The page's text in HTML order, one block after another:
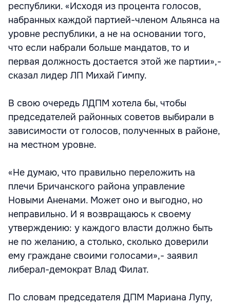
республики. «Исходя из процента голосов,
набранных каждой партией-членом Альянса на
уровне республики, а не на основании того,
что если набрали больше мандатов, то и
первая должность достается этой же партии»,-
сказал лидер ЛП Михай Гимпу.
В свою очередь ЛДПМ хотела бы, чтобы
председателей районных советов выбирали в
зависимости от голосов, полученных в районе,
на местном уровне.
«Не думаю, что правильно переложить на
плечи Бричанского района управление
Новыми Аненами. Может оно и выгодно, но
неправильно. И я возвращаюсь к своему
утверждению: у каждого власти должно быть
не по желанию, а столько, сколько доверили
ему граждане своими голосами»,- заявил
либерал-демократ Влад Филат.
По словам председателя ДПМ Мариана Лупу,